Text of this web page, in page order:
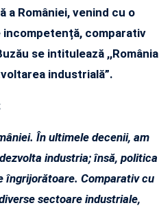
României, venind cu o
incompetență, comparativ
se intitulează ,,România
industrială”.
În ultimele decenii, am
industria; însă, politica
îngrijorătoare. Comparativ cu
sectoare industriale,